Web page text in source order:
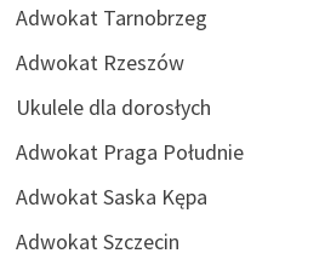
Adwokat Tarnobrzeg
Adwokat Rzeszów
Ukulele dla dorosłych
Adwokat Praga Południe
Adwokat Saska Kępa
Adwokat Szczecin